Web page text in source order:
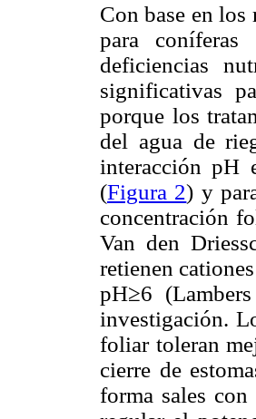
Con base en
para
deficiencias
significativas
porque los
del agua de
interacción pH
(Figura 2) y
concentración
Van den
retienen
pH≥6 (Lambers
investigación.
foliar toleran
cierre de
forma sales